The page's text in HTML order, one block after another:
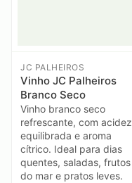
JC PALHEIROS
Vinho JC Palheiros
Branco Seco
Vinho branco seco
refrescante, com acidez
equilibrada e aroma
cítrico. Ideal para dias
quentes, saladas, frutos
do mar e pratos leves.